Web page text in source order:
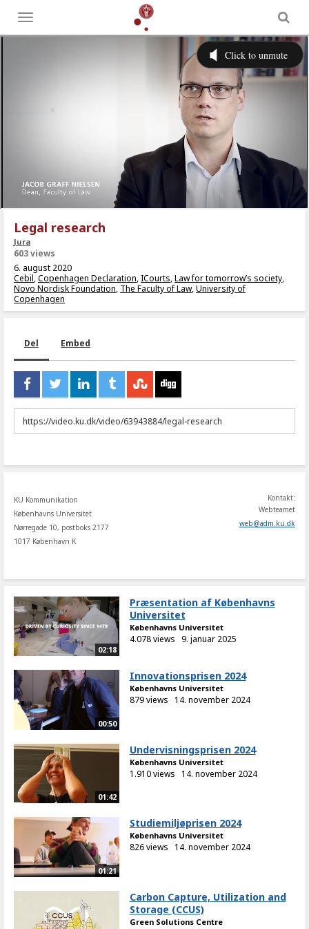
Toggle
menu
Legal research
Jura
603 views
6. august 2020
Cebil,Copenhagen Declaration,ICourts,Law for tomorrow’s society,
Novo Nordisk Foundation, The Faculty of Law,University of
Copenhagen
Del Embed
URL
to
KU Kommunikation
Københavns Universitet
Nørregade 10, postboks 2177
1017 København K
Kontakt:
Webteamet
web@adm.ku.dk
02:18
Præsentation af Københavns
Universitet
Københavns Universitet
4.078 views 9. januar 2025
00:50
Innovationsprisen 2024
Københavns Universitet
879 views 14. november 2024
01:42
Undervisningsprisen 2024
Københavns Universitet
1.910 views 14. november 2024
01:21
Studiemiljøprisen 2024
Københavns Universitet
826 views 14. november 2024
Carbon Capture, Utilization and
Storage (CCUS)
Green Solutions Centre